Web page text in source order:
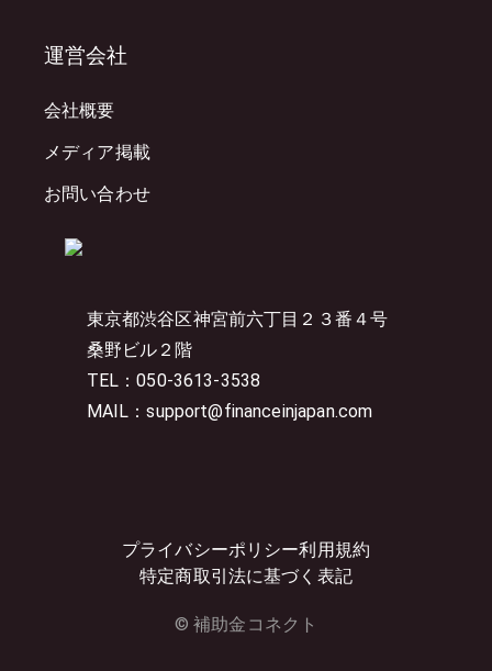
東京都渋谷区神宮前六丁目２３番４号
桑野ビル２階
TEL：050-3613-3538
MAIL：support@financeinjapan.com
プライバシーポリシー利用規約
特定商取引法に基づく表記
© 補助金コネクト
運営会社
会社概要
メディア掲載
お問い合わせ